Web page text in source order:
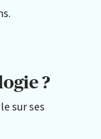
?
sur ses